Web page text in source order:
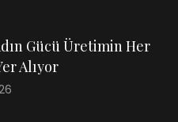
Gücü Üretimin Her
Alıyor